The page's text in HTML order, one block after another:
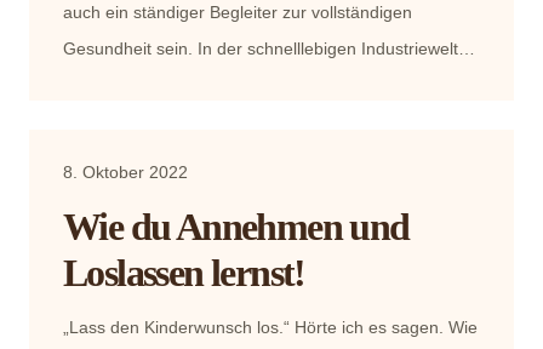
auch ein ständiger Begleiter zur vollständigen
Gesundheit sein. In der schnelllebigen Industriewelt…
8. Oktober 2022
Wie du Annehmen und
Loslassen lernst!
„Lass den Kinderwunsch los.“ Hörte ich es sagen. Wie